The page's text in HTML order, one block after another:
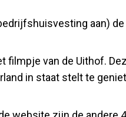
aan)
filmpje van de Uithof.
in staat stelt te